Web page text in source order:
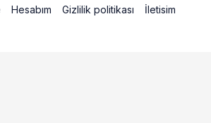
Hesabım Gizlilik politikası İletisim